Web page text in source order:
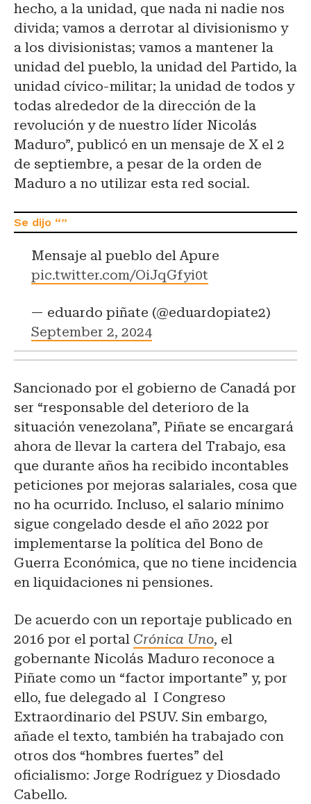
hecho, a la unidad, que nada ni nadie nos
divida; vamos a derrotar al divisionismo y
a los divisionistas; vamos a mantener la
unidad del pueblo, la unidad del Partido, la
unidad cívico-militar; la unidad de todos y
todas alrededor de la dirección de la
revolución y de nuestro líder Nicolás
Maduro”, publicó en un mensaje de X el 2
de septiembre, a pesar de la orden de
Maduro a no utilizar esta red social.
Mensaje al pueblo del Apure
pic.twitter.com/OiJqGfyi0t
— eduardo piñate (@eduardopiate2)
September 2, 2024
Sancionado por el gobierno de Canadá por
ser “responsable del deterioro de la
situación venezolana”, Piñate se encargará
ahora de llevar la cartera del Trabajo, esa
que durante años ha recibido incontables
peticiones por mejoras salariales, cosa que
no ha ocurrido. Incluso, el salario mínimo
sigue congelado desde el año 2022 por
implementarse la política del Bono de
Guerra Económica, que no tiene incidencia
en liquidaciones ni pensiones.
De acuerdo con un reportaje publicado en
2016 por el portal Crónica Uno, el
gobernante Nicolás Maduro reconoce a
Piñate como un “factor importante” y, por
ello, fue delegado al I Congreso
Extraordinario del PSUV. Sin embargo,
añade el texto, también ha trabajado con
otros dos “hombres fuertes” del
oficialismo: Jorge Rodríguez y Diosdado
Cabello.